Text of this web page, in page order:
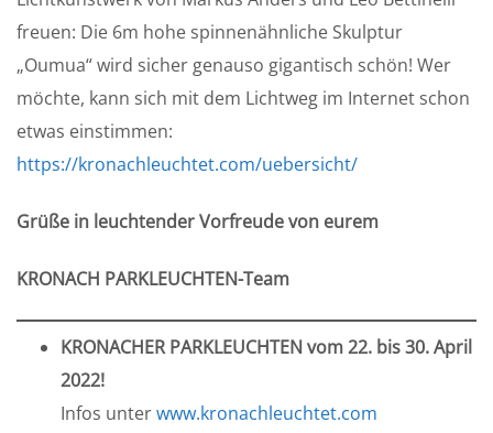
freuen: Die 6m hohe spinnenähnliche Skulptur
„Oumua“ wird sicher genauso gigantisch schön! Wer
möchte, kann sich mit dem Lichtweg im Internet schon
etwas einstimmen:
https://kronachleuchtet.com/uebersicht/
Grüße in leuchtender Vorfreude von eurem
KRONACH PARKLEUCHTEN-Team
KRONACHER PARKLEUCHTEN vom 22. bis 30. April
2022!
Infos unterwww.kronachleuchtet.com